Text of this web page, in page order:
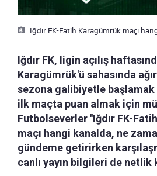
Iğdır FK-Fatih Karagümrük maçı
Iğdır FK, ligin açılış
Karagümrük'ü sahasında
sezona galibiyetle başlamak
ilk maçta puan almak için
Futbolseverler ''Iğdır FK-
maçı hangi kanalda, ne
gündeme getirirken
canlı yayın bilgileri de netlik